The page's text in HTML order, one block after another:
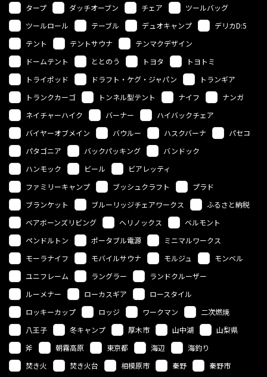
タープ
ダッチオーブン チェア
ツールバッグ
ツールロール
テーブル デュオキャンプ
デリカD:5
テント
テントサウナ
テンマクデザイン
ドームテント
ととのう トヨタ
トヨトミ
トライポッド
ドラフト・ケグ・ジャパン
トランギア
トランクカーゴ
トンネル型テント ナイフ
ナンガ
ネイチャーハイク
バーナー
ハイバックチェア
バイヤーオブメイン
バウルー ハスクバーナ
パセコ
パタゴニア
バックパッキング
バンドック
ハンモック
ビール
ビアレッティ
ファミリーキャンプ
ブッシュクラフト
プラド
ブランケット
ブルーリッジチェアワークス
ふるさと納税
ベアボーンズリビング
ヘリノックス
ベルモント
ペンドルトン
ポータブル電源
ミニマルワークス
モーラナイフ
モバイルサウナ モルジュ
モンベル
ユニフレーム
ラングラー
ランドクルーザー
ルーメナー
ローカスギア
ロースタイル
ロッキーカップ
ロッジ ワークマン
二次燃焼
八王子
冬キャンプ 厚木市 山中湖
山梨県
斧
朝霧高原 東京都 海辺
海釣り
焚き火
焚き火台 相模原市 秦野
秦野市